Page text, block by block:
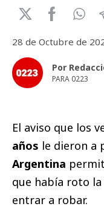
28 de Octubre de
Por
PARA 0223
El aviso que los
años le dieron a
Argentina
que había roto
entrar a robar.